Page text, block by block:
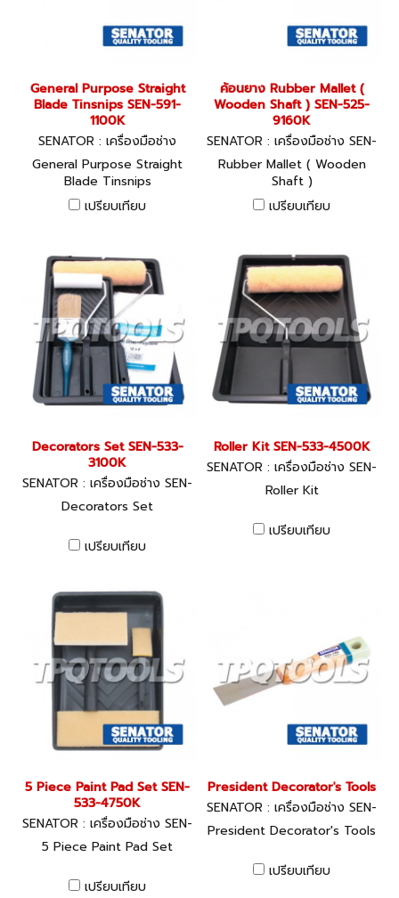
General Purpose Straight
Blade Tinsnips SEN-591-
1100K
SENATOR : เครื่องมือช่าง
General Purpose Straight
Blade Tinsnips
เปรียบเทียบ
ค้อนยาง Rubber Mallet (
Wooden Shaft ) SEN-525-
9160K
SENATOR : เครื่องมือช่าง SEN-
525-9160K
Rubber Mallet ( Wooden
Shaft )
เปรียบเทียบ
Decorators Set SEN-533-
3100K
SENATOR : เครื่องมือช่าง SEN-
533-3100K
Decorators Set
เปรียบเทียบ
Roller Kit SEN-533-4500K
SENATOR : เครื่องมือช่าง SEN-
533-4500K
Roller Kit
เปรียบเทียบ
5 Piece Paint Pad Set SEN-
533-4750K
SENATOR : เครื่องมือช่าง SEN-
533-4750K
5 Piece Paint Pad Set
เปรียบเทียบ
President Decorator's Tools
SENATOR : เครื่องมือช่าง SEN-
533-1700K
President Decorator's Tools
เปรียบเทียบ